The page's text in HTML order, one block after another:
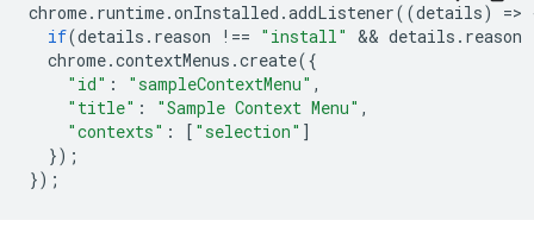
chrome. runtime.onInstalled .addListener((details) =>
if(details . reason !== "install" && details . reason
chrome.contextMenus .create({
"id" : "sampleContextMenu" ,
"title" : "Sample Context Menu" ,
"contexts" : [ "selection" ]
});
});